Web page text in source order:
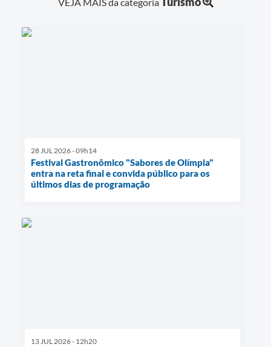
28 JUL 2026 - 09h14
Festival Gastronômico "Sabores de Olímpia"
entra na reta final e convida público para os
últimos dias de programação
13 JUL 2026 - 12h20